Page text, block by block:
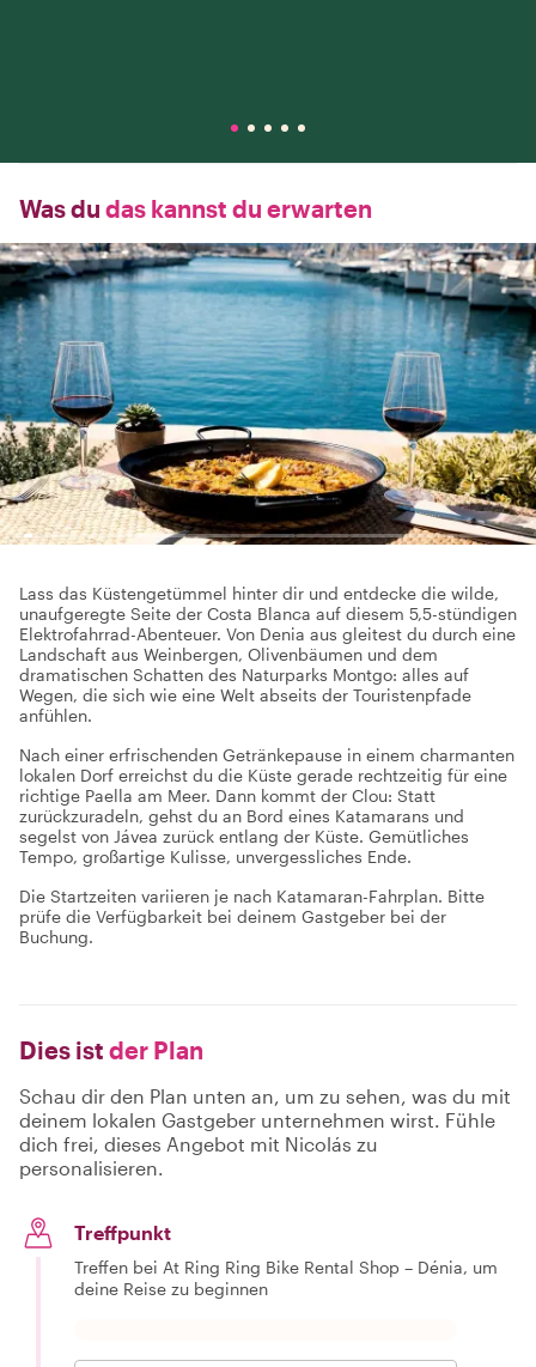
Was du das kannst du erwarten
Lass das Küstengetümmel hinter dir und entdecke die wilde,
unaufgeregte Seite der Costa Blanca auf diesem 5,5-stündigen
Elektrofahrrad-Abenteuer. Von Denia aus gleitest du durch eine
Landschaft aus Weinbergen, Olivenbäumen und dem
dramatischen Schatten des Naturparks Montgo: alles auf
Wegen, die sich wie eine Welt abseits der Touristenpfade
anfühlen.
Nach einer erfrischenden Getränkepause in einem charmanten
lokalen Dorf erreichst du die Küste gerade rechtzeitig für eine
richtige Paella am Meer. Dann kommt der Clou: Statt
zurückzuradeln, gehst du an Bord eines Katamarans und
segelst von Jávea zurück entlang der Küste. Gemütliches
Tempo, großartige Kulisse, unvergessliches Ende.
Die Startzeiten variieren je nach Katamaran-Fahrplan. Bitte
prüfe die Verfügbarkeit bei deinem Gastgeber bei der
Buchung.
Dies ist der Plan
Schau dir den Plan unten an, um zu sehen, was du mit
deinem lokalen Gastgeber unternehmen wirst. Fühle
dich frei, dieses Angebot mit Nicolás zu
personalisieren.
Treffpunkt
Treffen bei At Ring Ring Bike Rental Shop – Dénia, um
deine Reise zu beginnen